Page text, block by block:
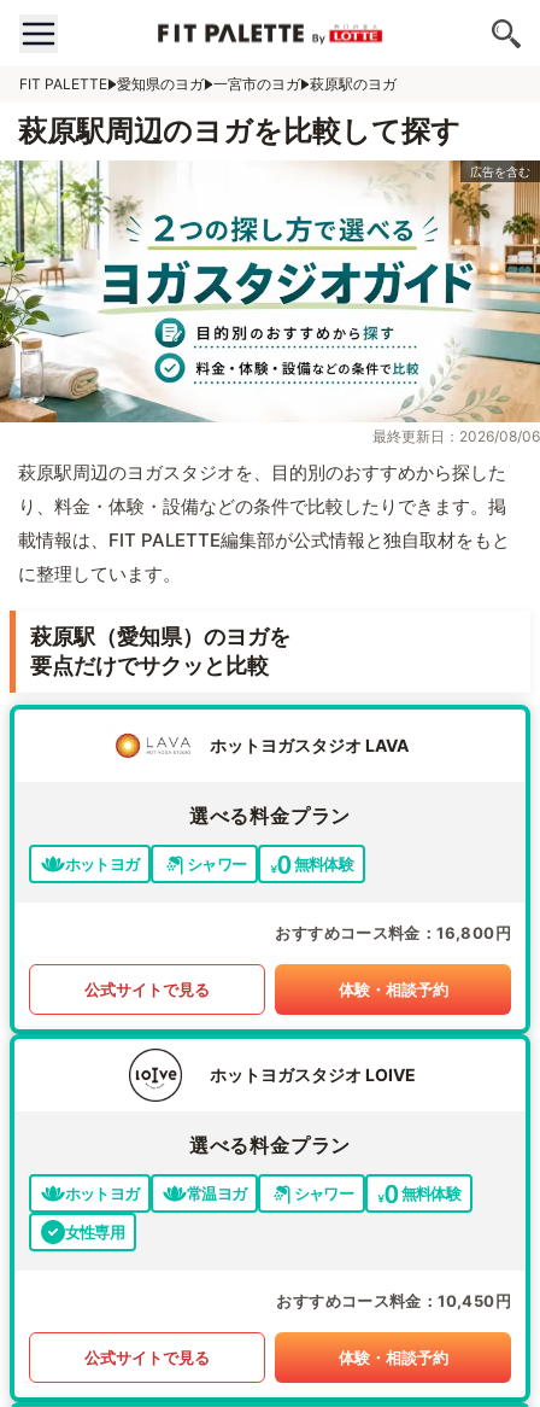
FIT PALETTE 愛知県のヨガ 一宮市のヨガ 萩原駅のヨガ
萩原駅周辺のヨガを比較して探す
最終更新日：2026/08/06
萩原駅周辺のヨガスタジオを、目的別のおすすめから探した
り、料金・体験・設備などの条件で比較したりできます。掲
載情報は、FIT PALETTE編集部が公式情報と独自取材をもと
に整理しています。
萩原駅（愛知県）のヨガを
要点だけでサクッと比較
ホットヨガスタジオ LAVA
選べる料金プラン
ホットヨガ シャワー 無料体験
おすすめコース料金 16,800円
公式サイトで見る 体験・相談予約
ホットヨガスタジオ LOIVE
選べる料金プラン
ホットヨガ 常温ヨガ シャワー
無料体験
女性専用
おすすめコース料金 10,450円
公式サイトで見る 体験・相談予約